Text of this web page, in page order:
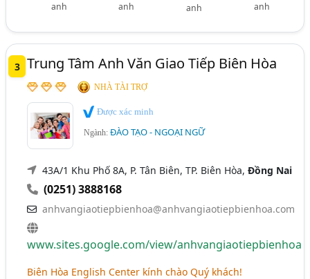
anh
anh
anh
anh
3 Trung Tâm Anh Văn Giao Tiếp Biên Hòa
NHÀ TÀI TRỢ
Được xác minh
Ngành:ĐÀO TẠO - NGOẠI NGỮ
43A/1 Khu Phố 8A, P. Tân Biên, TP. Biên Hòa,Đồng Nai
(0251) 3888168
anhvangiaotiepbienhoa@anhvangiaotiepbienhoa.com
www.sites.google.com/view/anhvangiaotiepbienhoa
Biên Hòa English Center kính chào Quý khách!